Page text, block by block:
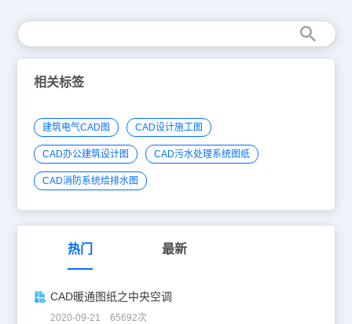
相关标签
建筑电气CAD图 CAD设计施工图
CAD办公建筑设计图 CAD污水处理系统图纸
CAD消防系统给排水图
热门 最新
CAD暖通图纸之中央空调
2020-09-21 65692次